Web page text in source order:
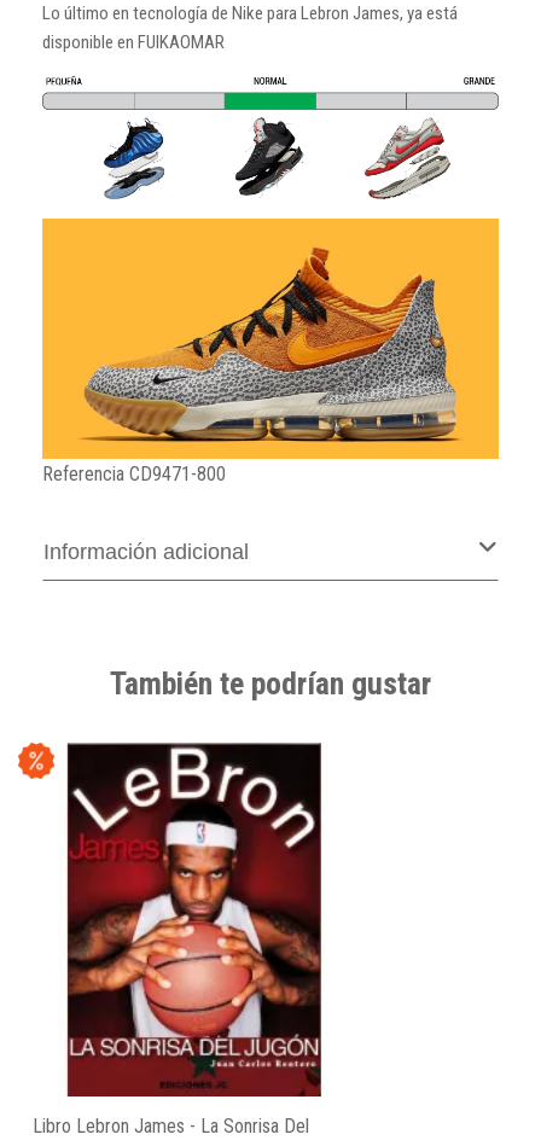
Lo último en tecnología de Nike para Lebron James, ya está
disponible en FUIKAOMAR
Referencia CD9471-800
Información adicional
También te podrían gustar
Libro Lebron James - La Sonrisa Del